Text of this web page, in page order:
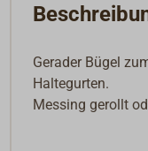
Gerader Bügel
Haltegurten.
Messing gerollt